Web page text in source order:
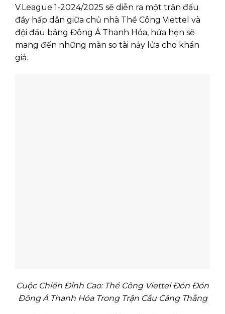
V.League 1-2024/2025 sẽ diễn ra một trận đấu
đầy hấp dẫn giữa chủ nhà Thể Công Viettel và
đội đầu bảng Đông Á Thanh Hóa, hứa hẹn sẽ
mang đến những màn so tài nảy lửa cho khán
giả.
Cuộc Chiến Đỉnh Cao: Thể Công Viettel Đón Đón
Đông Á Thanh Hóa Trong Trận Cầu Căng Thẳng